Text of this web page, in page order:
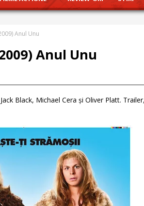
Anul Unu
Anul Unu
Black, Michael Cera și Oliver Platt.